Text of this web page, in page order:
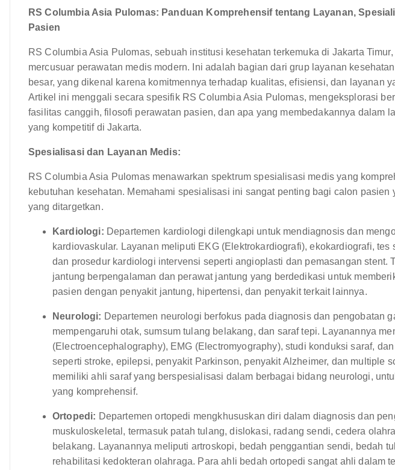
RS Columbia Asia Pulomas: Panduan Komprehensif tentang Layanan,
Pasien
RS Columbia Asia Pulomas, sebuah institusi kesehatan terkemuka di Jakarta
mercusuar perawatan medis modern. Ini adalah bagian dari grup layanan
besar, yang dikenal karena komitmennya terhadap kualitas, efisiensi, dan layanan
Artikel ini menggali secara spesifik RS Columbia Asia Pulomas, mengeksplorasi
fasilitas canggih, filosofi perawatan pasien, dan apa yang membedakannya dalam
yang kompetitif di Jakarta.
Spesialisasi dan Layanan Medis:
RS Columbia Asia Pulomas menawarkan spektrum spesialisasi medis yang
kebutuhan kesehatan. Memahami spesialisasi ini sangat penting bagi calon pasien
yang ditargetkan.
Kardiologi: Departemen kardiologi dilengkapi untuk mendiagnosis dan
kardiovaskular. Layanan meliputi EKG (Elektrokardiografi), ekokardiografi, tes
dan prosedur kardiologi intervensi seperti angioplasti dan pemasangan stent.
jantung berpengalaman dan perawat jantung yang berdedikasi untuk
pasien dengan penyakit jantung, hipertensi, dan penyakit terkait lainnya.
Neurologi: Departemen neurologi berfokus pada diagnosis dan pengobatan
mempengaruhi otak, sumsum tulang belakang, dan saraf tepi. Layanannya
(Electroencephalography), EMG (Electromyography), studi konduksi saraf,
seperti stroke, epilepsi, penyakit Parkinson, penyakit Alzheimer, dan multiple
memiliki ahli saraf yang berspesialisasi dalam berbagai bidang neurologi,
yang komprehensif.
Ortopedi: Departemen ortopedi mengkhususkan diri dalam diagnosis dan
muskuloskeletal, termasuk patah tulang, dislokasi, radang sendi, cedera
belakang. Layanannya meliputi artroskopi, bedah penggantian sendi, bedah
rehabilitasi kedokteran olahraga. Para ahli bedah ortopedi sangat ahli dalam